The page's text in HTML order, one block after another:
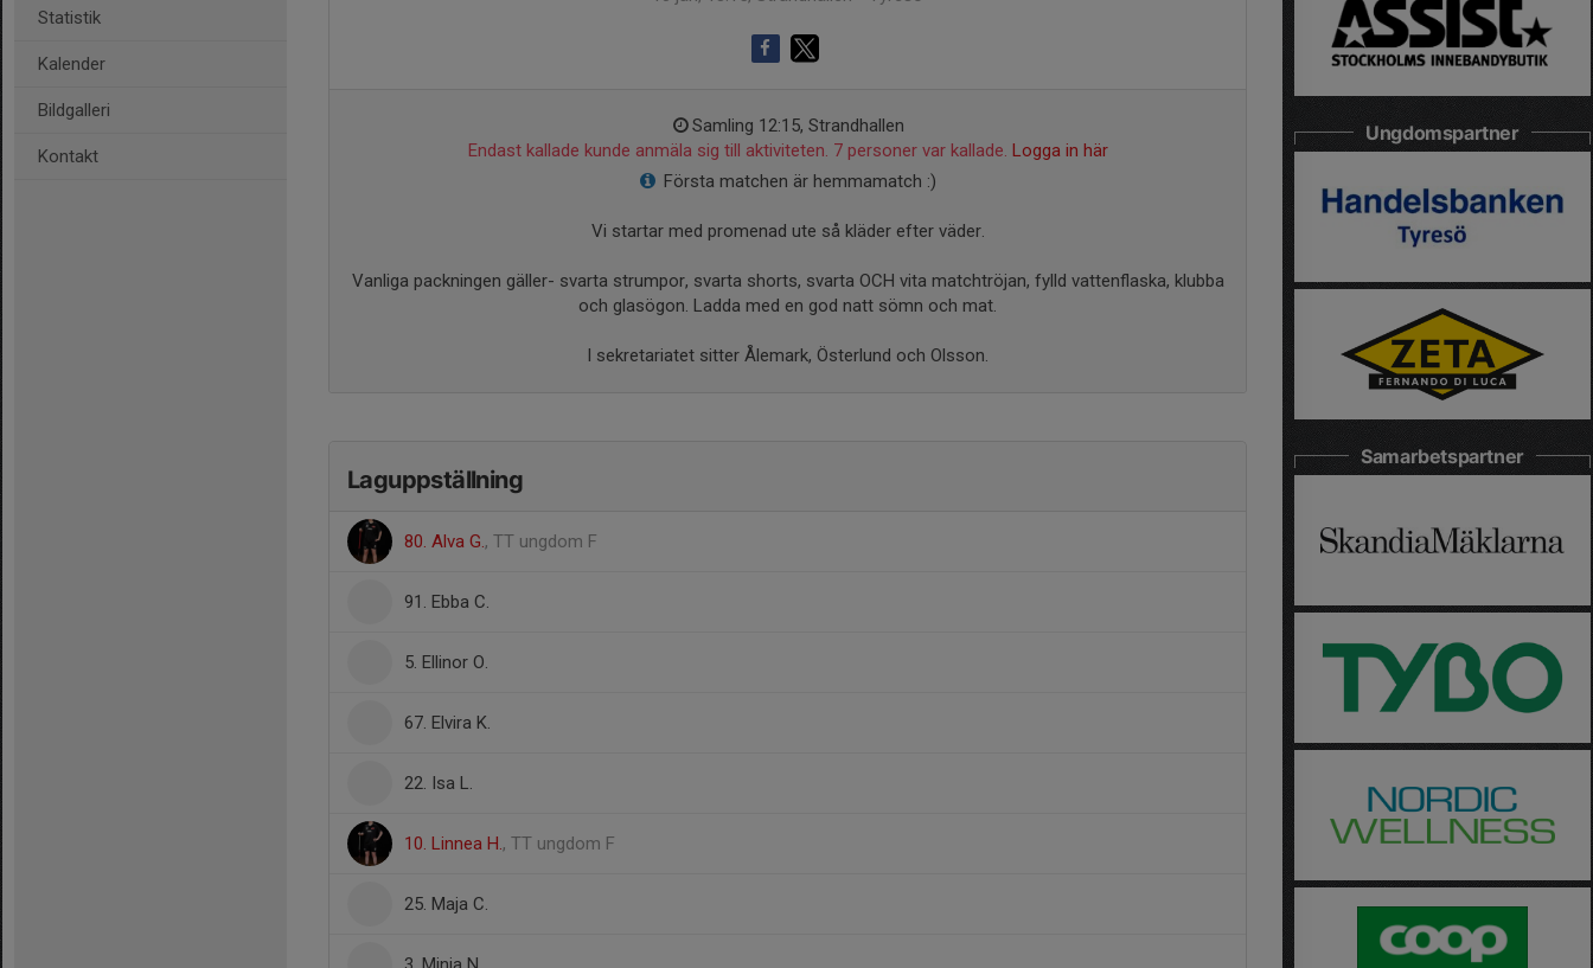
Statistik
Kalender
Bildgalleri
Kontakt
Samling 12:15, Strandhallen
Endast kallade kunde anmäla sig till aktiviteten. 7 personer var kallade. Logga in här
Första matchen är hemmamatch :)
Vi startar med promenad ute så kläder efter väder.
Vanliga packningen gäller- svarta strumpor, svarta shorts, svarta OCH vita matchtröjan, fylld vattenflaska, klubba
och glasögon. Ladda med en god natt sömn och mat.
I sekretariatet sitter Ålemark, Österlund och Olsson.
Laguppställning
80. Alva G., TT ungdom F
91. Ebba C.
5. Ellinor O.
67. Elvira K.
22. Isa L.
10. Linnea H., TT ungdom F
25. Maja C.
Ungdomspartner
Samarbetspartner